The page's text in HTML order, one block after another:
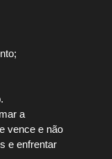
a
vence e não
e enfrentar